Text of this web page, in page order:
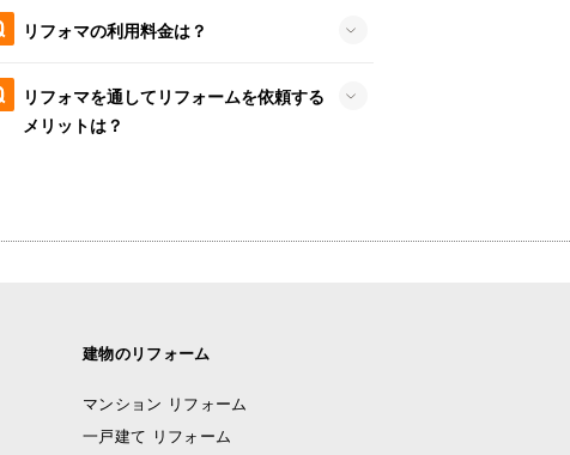
リフォマの利用料金は？
リフォマを通してリフォームを依頼する
メリットは？
建物のリフォーム
マンション リフォーム
一戸建て リフォーム